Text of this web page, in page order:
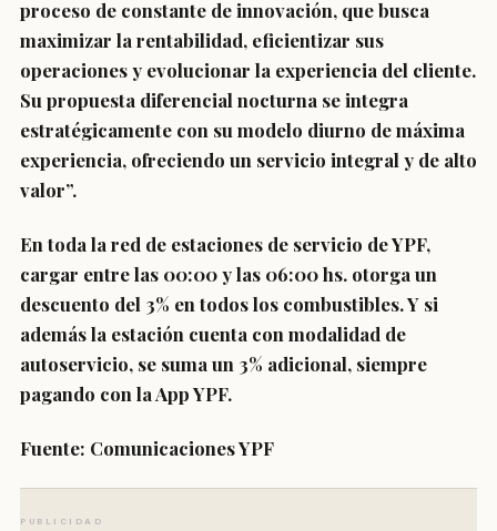
proceso de constante de innovación, que busca
maximizar la rentabilidad, eficientizar sus
operaciones y evolucionar la experiencia del cliente.
Su propuesta diferencial nocturna se integra
estratégicamente con su modelo diurno de máxima
experiencia, ofreciendo un servicio integral y de alto
valor”.
En toda la red de estaciones de servicio de YPF,
cargar entre las 00:00 y las 06:00 hs. otorga un
descuento del 3% en todos los combustibles. Y si
además la estación cuenta con modalidad de
autoservicio, se suma un 3% adicional, siempre
pagando con la App YPF.
Fuente: Comunicaciones YPF
PUBLICIDAD